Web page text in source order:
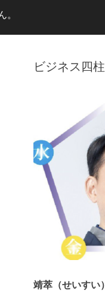
ビジネス四
靖萃（せいすい）